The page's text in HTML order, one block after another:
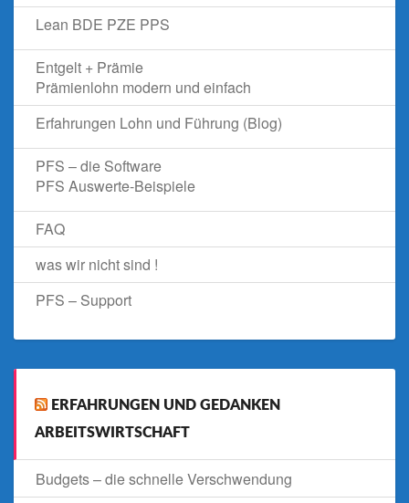
Lean BDE PZE PPS
Entgelt + Prämie
Prämienlohn modern und einfach
Erfahrungen Lohn und Führung (Blog)
PFS – die Software
PFS Auswerte-Beispiele
FAQ
was wir nicht sind !
PFS – Support
ERFAHRUNGEN UND GEDANKEN
ARBEITSWIRTSCHAFT
Budgets – die schnelle Verschwendung